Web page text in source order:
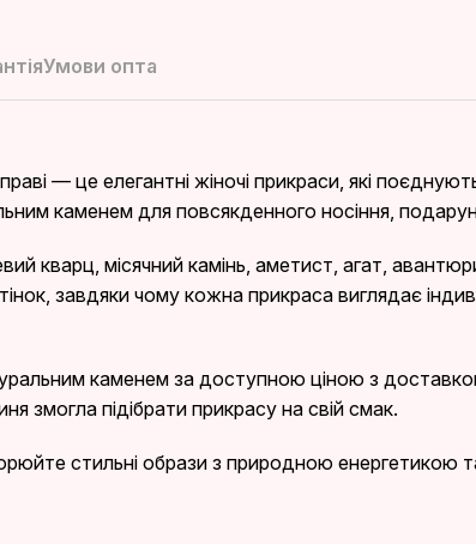
Умови опта
— це елегантні жіночі прикраси, які
каменем для повсякденного носіння,
кварц, місячний камінь, аметист, агат,
завдяки чому кожна прикраса виглядає
каменем за доступною ціною з
змогла підібрати прикрасу на свій смак.
стильні образи з природною енергетикою